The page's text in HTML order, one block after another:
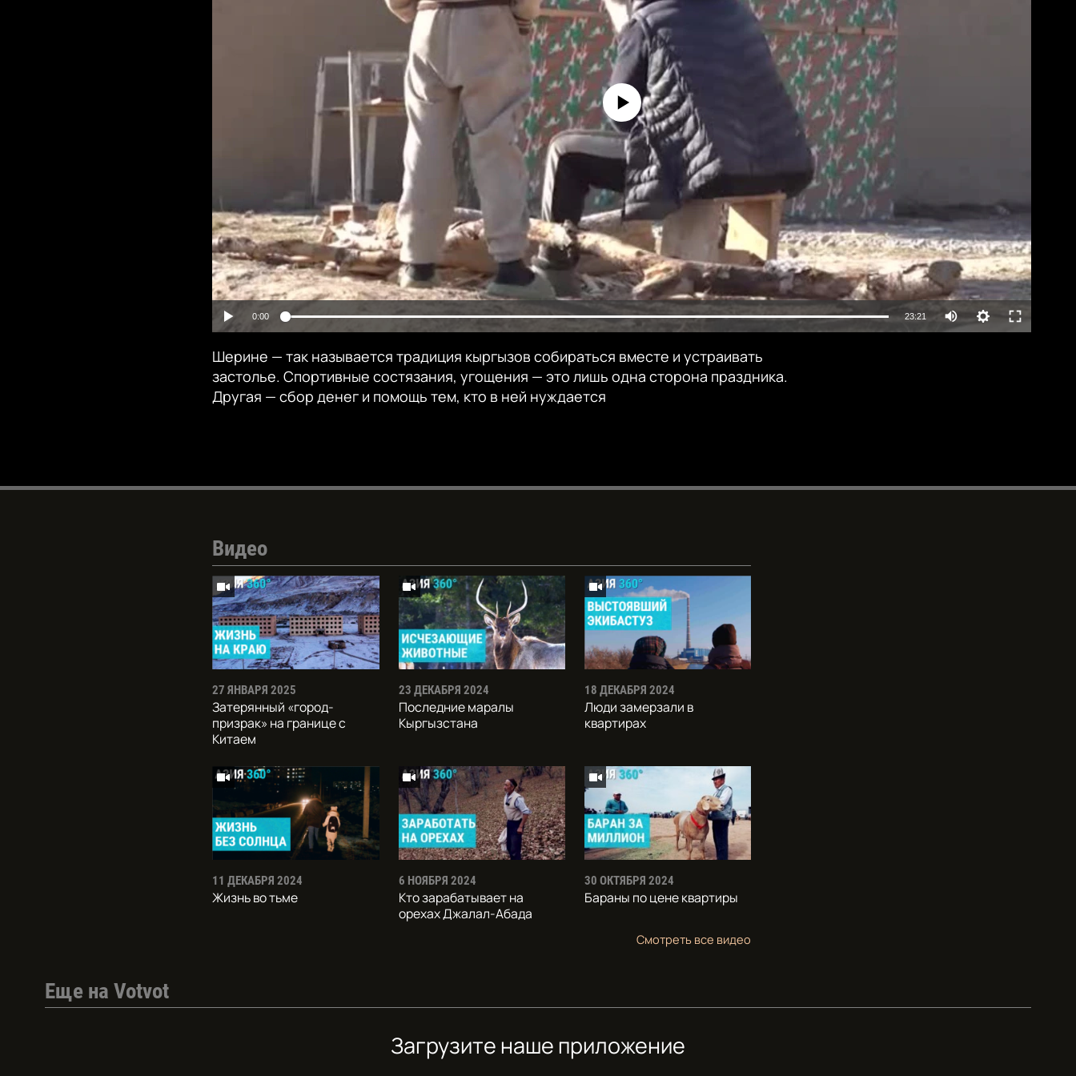
720p
No media source currently available
0:00 23:21 Auto
Шерине — так называется традиция кыргызов собираться вместе и устраивать
застолье. Спортивные состязания, угощения — это лишь одна сторона праздника.
Другая — сбор денег и помощь тем, кто в ней нуждается
Видео
27 ЯНВАРЯ 2025
Затерянный «город-
призрак» на границе с
Китаем
23 ДЕКАБРЯ 2024
Последние маралы
Кыргызстана
18 ДЕКАБРЯ 2024
Люди замерзали в
квартирах
11 ДЕКАБРЯ 2024
Жизнь во тьме
6 НОЯБРЯ 2024
Кто зарабатывает на
орехах Джалал-Абада
30 ОКТЯБРЯ 2024
Бараны по цене квартиры
Смотреть все видео
Еще на Votvot
Загрузите наше приложение